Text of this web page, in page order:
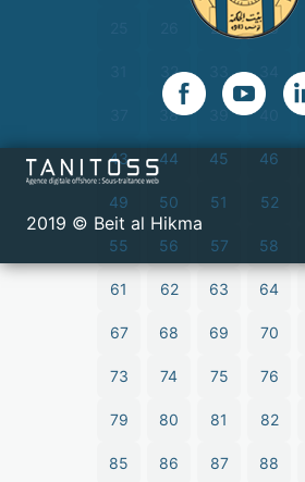
27 28
32
38 39 40
43 44 45 46
49 50 51 52
55 56 57 58
61 62 63 64
67 68 69 70
73 74 75 76
79 80 81 82
85 86 87 88
2019 © Beit al Hikma